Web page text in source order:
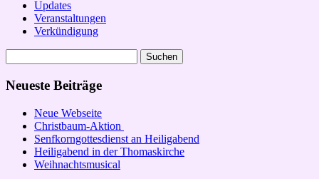
Updates
Veranstaltungen
Verkündigung
nach:
Neueste Beiträge
Neue Webseite
Christbaum-Aktion
Senfkorngottesdienst an Heiligabend
Heiligabend in der Thomaskirche
Weihnachtsmusical